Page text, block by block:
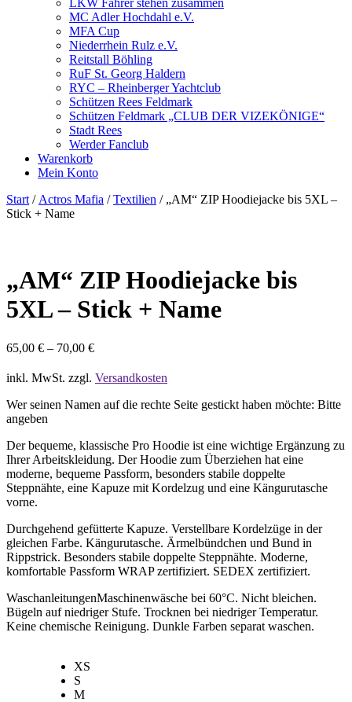
MC Adler Hochdahl e.V.
MFA Cup
Niederrhein Rulz e.V.
Reitstall Böhling
RuF St. Georg Haldern
RYC – Rheinberger Yachtclub
Schützen Rees Feldmark
Schützen Feldmark „CLUB DER VIZEKÖNIGE“
Stadt Rees
Werder Fanclub
Warenkorb
Mein Konto
Start / Actros Mafia /Textilien / „AM“ ZIP Hoodiejacke bis 5XL –
Stick + Name
„AM“ ZIP Hoodiejacke bis
5XL – Stick + Name
65,00 € – 70,00 €
inkl. MwSt. zzgl. Versandkosten
Wer seinen Namen auf die rechte Seite gestickt haben möchte: Bitte
angeben
Der bequeme, klassische Pro Hoodie ist eine wichtige Ergänzung zu
Ihrer Arbeitskleidung. Der Hoodie zum Überziehen hat eine
moderne, bequeme Passform, besonders stabile doppelte
Steppnähte, eine Kapuze mit Kordelzug und eine Kängurutasche
vorne.
Durchgehend gefütterte Kapuze. Verstellbare Kordelzüge in der
gleichen Farbe. Kängurutasche. Ärmelbündchen und Bund in
Rippstrick. Besonders stabile doppelte Steppnähte. Moderne,
komfortable Passform WRAP zertifiziert. SEDEX zertifiziert.
WaschanleitungenMaschinenwäsche bei 60°C. Nicht bleichen.
Bügeln auf niedriger Stufe. Trocknen bei niedriger Temperatur.
Keine chemische Reinigung. Dunkle Farben separat waschen.
XS
S
M